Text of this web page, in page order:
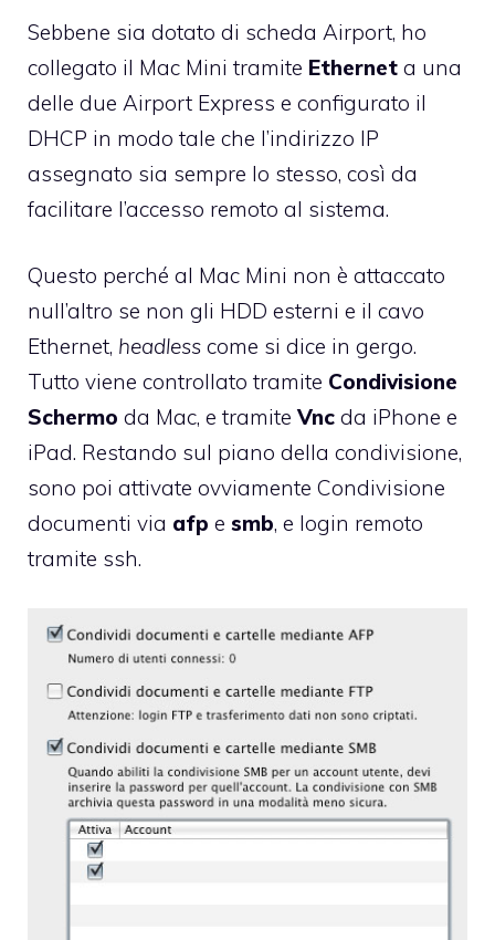
Sebbene sia dotato di scheda Airport, ho
collegato il Mac Mini tramite Ethernet a una
delle due Airport Express e configurato il
DHCP in modo tale che l’indirizzo IP
assegnato sia sempre lo stesso, così da
facilitare l’accesso remoto al sistema.
Questo perché al Mac Mini non è attaccato
null’altro se non gli HDD esterni e il cavo
Ethernet, headless come si dice in gergo.
Tutto viene controllato tramite Condivisione
Schermo da Mac, e tramiteVnc da iPhone e
iPad. Restando sul piano della condivisione,
sono poi attivate ovviamente Condivisione
documenti via afp e smb, e login remoto
tramite ssh.